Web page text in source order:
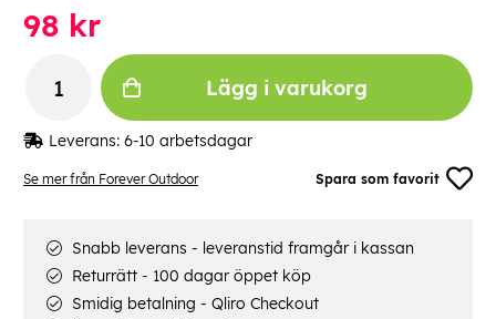
Se mer från Forever Outdoor Spara som favorit
98 kr
Lägg i varukorg
Leverans: 6-10 arbetsdagar
Snabb leverans - leveranstid framgår i kassan
Returrätt - 100 dagar öppet köp
Smidig betalning - Qliro Checkout